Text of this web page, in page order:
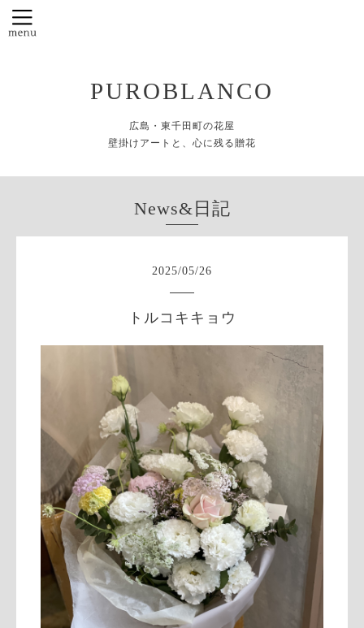
PUROBLANCO
広島・東千田町の花屋
壁掛けアートと、心に残る贈花
News&日記
2025/05/26
トルコキキョウ